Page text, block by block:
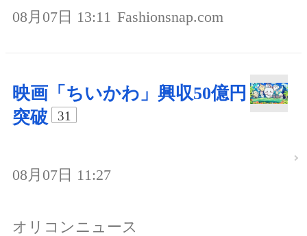
08月07日 13:11 Fashionsnap.com
映画「ちいかわ」興収50億円
突破
31
08月07日 11:27
オリコンニュース